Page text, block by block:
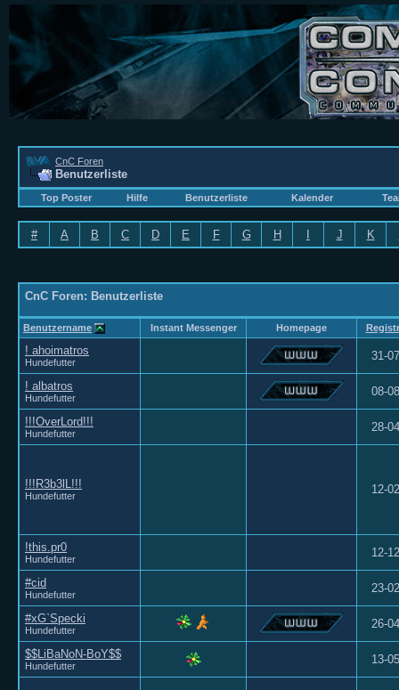
CnC Foren
Benutzerliste
Top Poster Hilfe Benutzerliste Kalender
# A B C D E F G H J K
CnC Foren: Benutzerliste
Benutzername Instant Messenger Homepage
! ahoimatros
Hundefutter 31-
! albatros
Hundefutter 08-
!!!OverLord!!!
Hundefutter 28-
!!!R3b3lL!!!
Hundefutter 12-
!this.pr0
Hundefutter 12-
#cid
Hundefutter 23-
#xG`Specki
Hundefutter 26-
$$LiBaNoN-BoY$$
Hundefutter 13-